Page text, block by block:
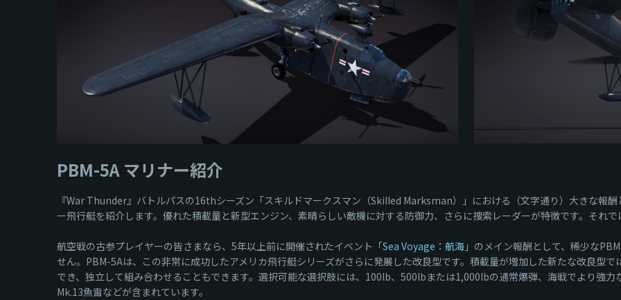
PBM-5A マリナー紹介
『War Thunder』バトルパスの16thシーズン「スキルドマークスマン（Skilled Marksman）」における（文字通り）大きな報
ー飛行艇を紹介します。優れた積載量と新型エンジン、素晴らしい敵機に対する防御力、さらに捜索レーダーが特徴です。それ
航空戦の古参プレイヤーの皆さまなら、5年以上前に開催されたイベント「Sea Voyage：航海 」のメイン報酬として、稀少な
せん。PBM-5Aは、この非常に成功したアメリカ飛行艇シリーズがさらに発展した改良型です。積載量が増加した新たな改良型
でき、独立して組み合わせることもできます。選択可能な選択肢には、100lb、500lbまたは1,000lbの通常爆弾、海戦でより強
Mk.13魚雷などが含まれています。